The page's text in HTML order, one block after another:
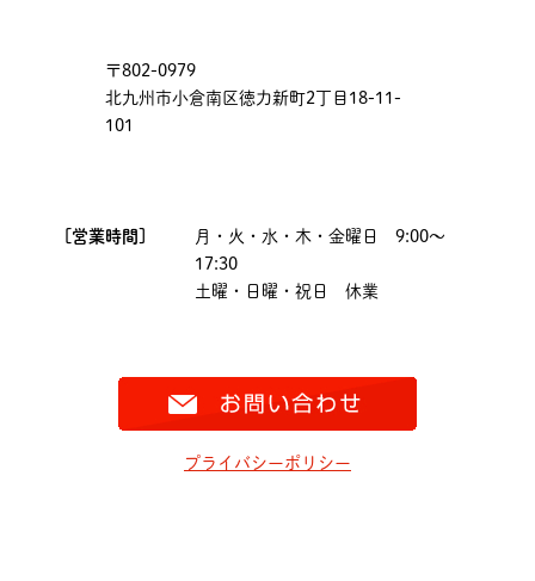
〒802-0979
北九州市小倉南区徳力新町2丁目18-11-
101
[営業時間]
月・火・水・木・金曜日 9:00～
17:30
土曜・日曜・祝日 休業
プライバシーポリシー